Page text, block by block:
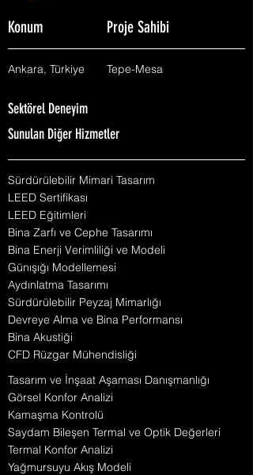
Konum Proje Sahibi
Ankara, Türkiye Tepe-Mesa
Sektörel Deneyim
Sunulan Diğer Hizmetler
Sürdürülebilir Mimari Tasarım
LEED Sertifikası
LEED Eğitimleri
Bina Zarfı ve Cephe Tasarımı
Bina Enerji Verimliliği ve Modeli
Günışığı Modellemesi
Aydınlatma Tasarımı
Sürdürülebilir Peyzaj Mimarlığı
Devreye Alma ve Bina Performansı
Bina Akustiği
CFD Rüzgar Mühendisliği
Tasarım ve İnşaat Aşaması Danışmanlığı
Görsel Konfor Analizi
Kamaşma Kontrolü
Saydam Bileşen Termal ve Optik Değerleri
Termal Konfor Analizi
Yağmursuyu Akış Modeli